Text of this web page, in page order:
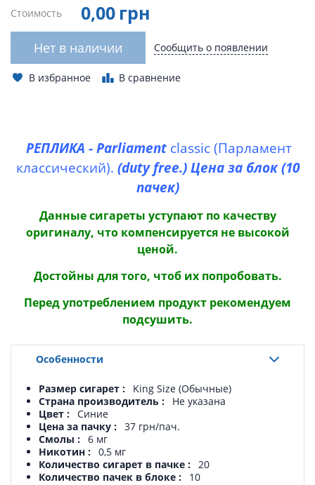
Стоимость 0,00 грн
Нет в наличии Сообщить о появлении
В избранное В сравнение
РЕПЛИКА - Parliament classic (Парламент
классический). (duty free.) Цена за блок (10
пачек)
Данные сигареты уступают по качеству
оригиналу, что компенсируется не высокой
ценой.
Достойны для того, чтоб их попробовать.
Перед употреблением продукт рекомендуем
подсушить.
Особенности
Размер сигарет
King Size (Обычные)
Страна производитель
Не указана
Цвет
Синие
Цена за пачку
37 грн/пач.
Смолы
6 мг
Никотин
0,5 мг
Количество сигарет в пачке
20
Количество пачек в блоке
10